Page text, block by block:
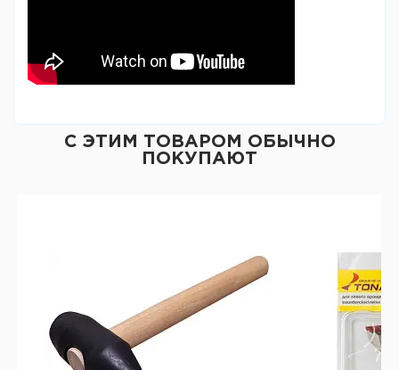
С ЭТИМ ТОВАРОМ ОБЫЧНО
ПОКУПАЮТ